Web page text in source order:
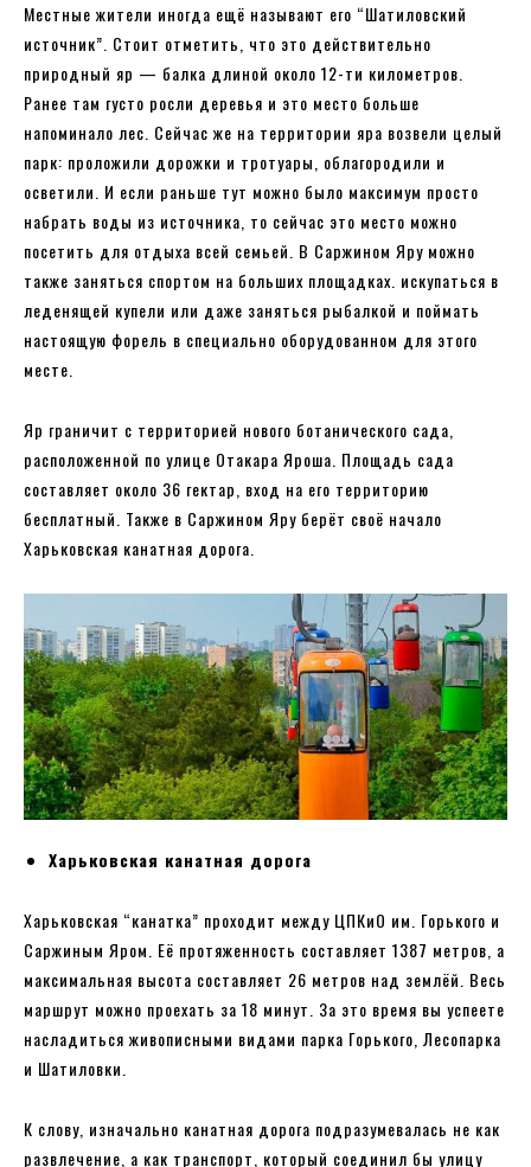
Местные жители иногда ещё называют его “Шатиловский
источник”. Стоит отметить, что это действительно
природный яр — балка длиной около 12-ти километров.
Ранее там густо росли деревья и это место больше
напоминало лес. Сейчас же на территории яра возвели целый
парк: проложили дорожки и тротуары, облагородили и
осветили. И если раньше тут можно было максимум просто
набрать воды из источника, то сейчас это место можно
посетить для отдыха всей семьей. В Саржином Яру можно
также заняться спортом на больших площадках. искупаться в
леденящей купели или даже заняться рыбалкой и поймать
настоящую форель в специально оборудованном для этого
месте.
Яр граничит с территорией нового ботанического сада,
расположенной по улице Отакара Яроша. Площадь сада
составляет около 36 гектар, вход на его территорию
бесплатный. Также в Саржином Яру берёт своё начало
Харьковская канатная дорога.
Харьковская канатная дорога
Харьковская “канатка” проходит между ЦПКиО им. Горького и
Саржиным Яром. Её протяженность составляет 1387 метров, а
максимальная высота составляет 26 метров над землёй. Весь
маршрут можно проехать за 18 минут. За это время вы успеете
насладиться живописными видами парка Горького, Лесопарка
и Шатиловки.
К слову, изначально канатная дорога подразумевалась не как
развлечение, а как транспорт, который соединил бы улицу